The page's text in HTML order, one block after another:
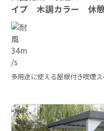
イプ 木調カラー 休
多用途に使える屋根付き喫煙ス